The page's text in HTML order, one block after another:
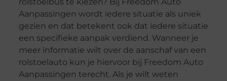
rolstoelbus te kiezen? Bij Freedom Auto
Aanpassingen wordt iedere situatie als uniek
gezien en dat betekent ook dat iedere situatie
een specifieke aanpak verdiend. Wanneer je
meer informatie wilt over de aanschaf van een
rolstoelauto kun je hiervoor bij Freedom Auto
Aanpassingen terecht. Als je wilt weten